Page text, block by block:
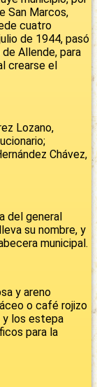
San Marcos,
cuatro
de 1944, pasó
Allende, para
crearse el
Lozano,
Chávez,
del general
su nombre, y
municipal.
y areno
o café rojizo
y los estepa
para la